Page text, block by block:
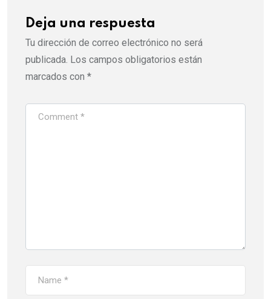
Deja una respuesta
Tu dirección de correo electrónico no será
publicada. Los campos obligatorios están
marcados con *